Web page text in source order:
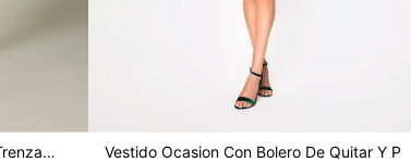
Vestido Manga Corta Con Cordon Trenzado Vestido Ocasion Con Bolero De Quitar Y P